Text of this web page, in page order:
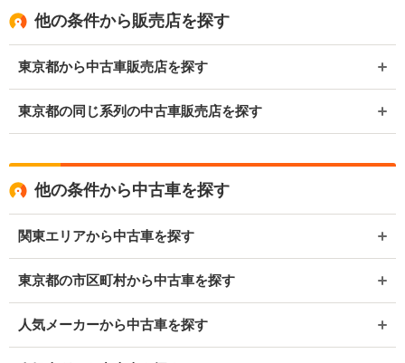
他の条件から販売店を探す
東京都から中古車販売店を探す
東京都の同じ系列の中古車販売店を探す
他の条件から中古車を探す
関東エリアから中古車を探す
東京都の市区町村から中古車を探す
人気メーカーから中古車を探す